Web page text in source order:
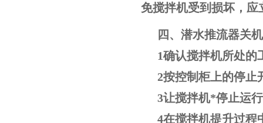
免搅拌机受到损坏，
四、潜水推流器关
1确认搅拌机所处
2按控制柜上的停止
3让搅拌机*停止运
4在搅拌机提升过程